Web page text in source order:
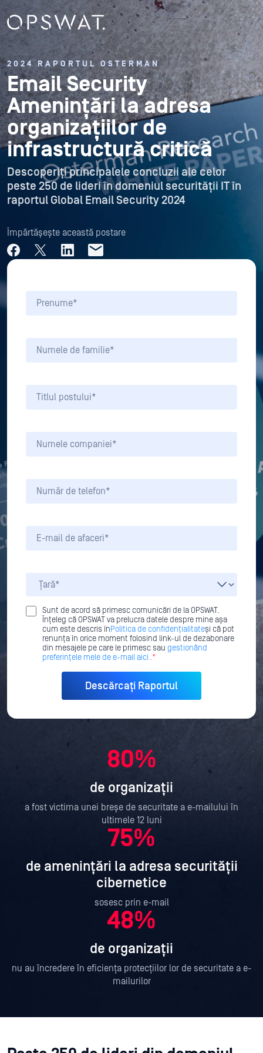
2024 RAPORTUL OSTERMAN
Email Security
Amenințări la adresa
organizațiilor de
infrastructură critică
Descoperiți principalele concluzii ale celor
peste 250 de lideri în domeniul securității IT în
raportul Global Email Security 2024
Împărtășește această postare
Sunt de acord să primesc comunicări de la OPSWAT.
Înțeleg că OPSWAT va prelucra datele despre mine așa
cum este descris înPolitica de confidențialitateși că pot
renunța în orice moment folosind link-ul de dezabonare
din mesajele pe care le primesc sau gestionând
preferințele mele de e-mail aici .*
80%
de organizații
a fost victima unei breșe de securitate a e-mailului în
ultimele 12 luni
75%
de amenințări la adresa securității
cibernetice
sosesc prin e-mail
48%
de organizații
nu au încredere în eficiența protecțiilor lor de securitate a e-
mailurilor